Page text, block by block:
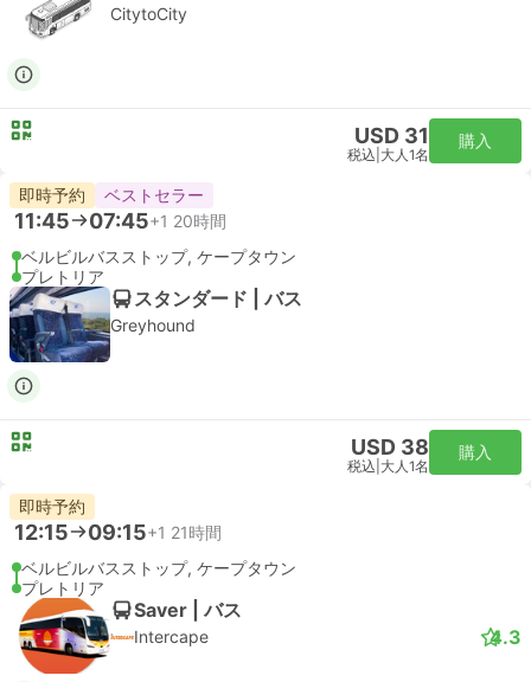
CitytoCity
USD 31
税込 大人1名
購入
即時予約 ベストセラー
11:45 07:45+1 20時間
ベルビルバスストップ, ケープタウン
プレトリア
スタンダード | バス
Greyhound
USD 38
税込 大人1名
購入
即時予約
12:15 09:15+1 21時間
ベルビルバスストップ, ケープタウン
プレトリア
Saver | バス
Intercape 4.3